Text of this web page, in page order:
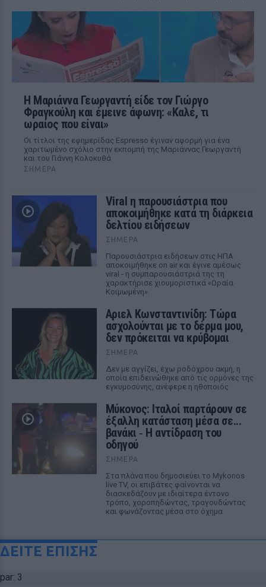
Η Μαριάννα Γεωργαντή είδε τον Γιώργο
Φραγκούλη και έμεινε άφωνη: «Καλέ, τι
ωραίος που είναι»
Οι τίτλοι της εφημερίδας Espresso έγιναν αφορμή για ένα
χαριτωμένο σχόλιο στην εκπομπή της Μαριάννας Γεωργαντή
και του Γιάννη Κολοκυθά
ΣΉΜΕΡΑ
Viral η παρουσιάστρια που
αποκοιμήθηκε κατά τη διάρκεια
δελτίου ειδήσεων
ΣΉΜΕΡΑ
Παρουσιάστρια ειδήσεων στις ΗΠΑ
αποκοιμήθηκε on air και έγινε αμέσως
viral - η συμπαρουσιάστριά της τη
χαρακτήρισε χιουμοριστικά «Ωραία
Κοιμωμένη».
Αριελ Κωνσταντινίδη: Τώρα
ασχολούνται με το δέρμα μου,
δεν πρόκειται να κρύβομαι
ΣΉΜΕΡΑ
Δεν με αγγίζει, έχω ροδόχρου ακμή, η
οποία επιδεινώθηκε από τις ορμόνες της
εγκυμοσύνης, ανέφερε η ηθοποιός
Μύκονος: Ιταλοί παρτάρουν σε
έξαλλη κατάσταση μέσα σε...
βανάκι ‑ Η αντίδραση του
οδηγού
ΣΉΜΕΡΑ
Στα πλάνα που δημοσιεύει το Mykonos
live TV, οι επιβάτες φαίνονται να
διασκεδάζουν με ιδιαίτερα έντονο
τρόπο, χοροπηδώντας, τραγουδώντας
και φωνάζοντας μέσα στο όχημα
ΔΕΙΤΕ ΕΠΙΣΗΣ
par: 3